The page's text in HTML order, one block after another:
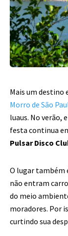
Mais um destino
Morro de São
luaus. No verão,
festa continua
Pulsar Disco
O lugar também
não entram
do meio
moradores. Por
curtindo sua